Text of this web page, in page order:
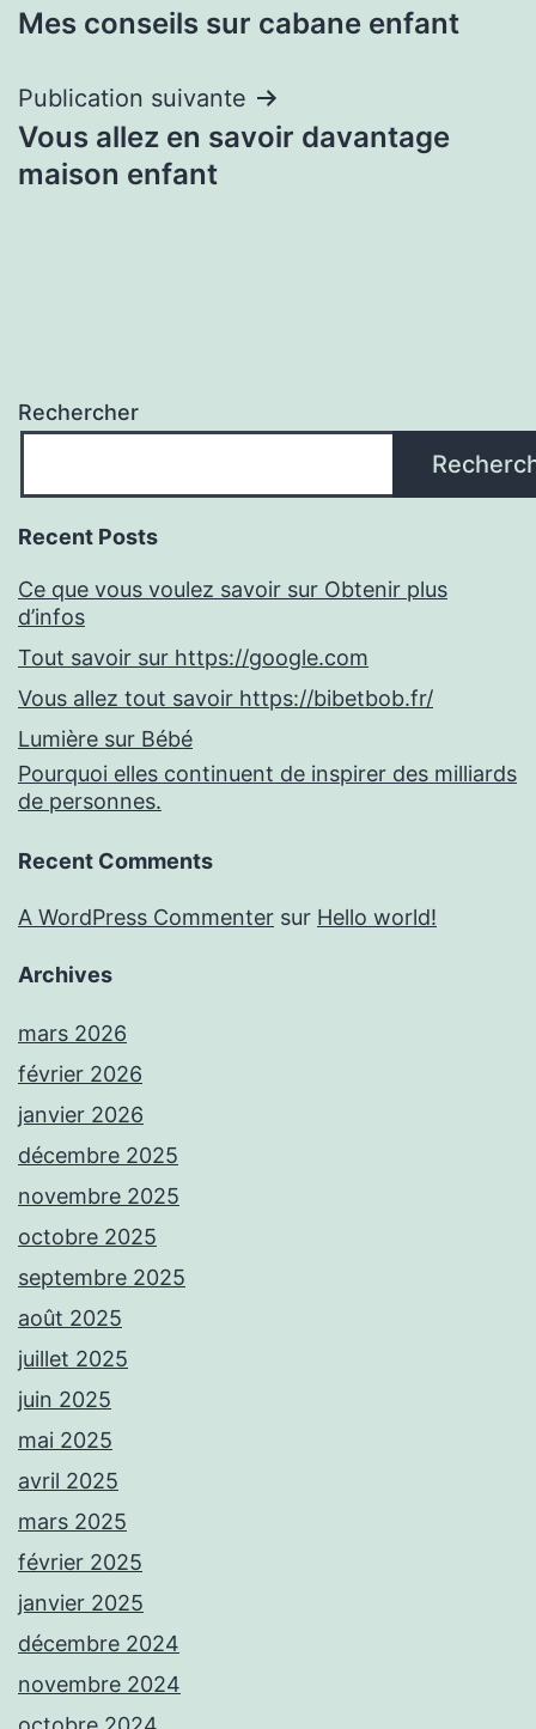
de
l’article
Mes conseils sur cabane enfant
Publication suivante
Vous allez en savoir davantage
maison enfant
Rechercher
Recent Posts
Ce que vous voulez savoir sur Obtenir plus
d’infos
Tout savoir sur https://google.com
Vous allez tout savoir https://bibetbob.fr/
Lumière sur Bébé
Pourquoi elles continuent de inspirer des milliards
de personnes.
Recent Comments
A WordPress Commenter sur Hello world!
Archives
mars 2026
février 2026
janvier 2026
décembre 2025
novembre 2025
octobre 2025
septembre 2025
août 2025
juillet 2025
juin 2025
mai 2025
avril 2025
mars 2025
février 2025
janvier 2025
décembre 2024
novembre 2024